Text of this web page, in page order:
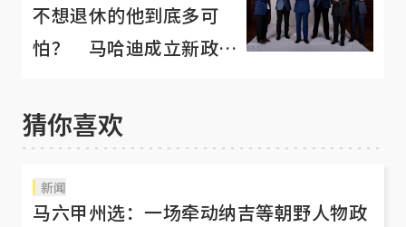
不想退休的他到底多可
怕？ 马哈迪成立新政党
猜你喜欢
新闻
马六甲州选：一场牵动纳吉等朝野人物政